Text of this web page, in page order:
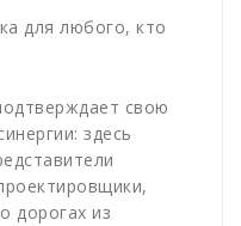
для любого, кто
свою
здесь
дорогах из